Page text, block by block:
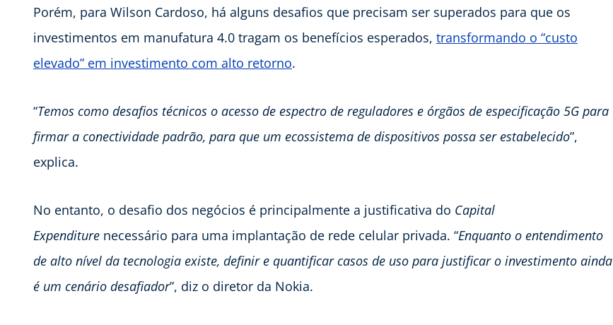
Porém, para Wilson Cardoso, há alguns desafios que precisam ser superados para que os
investimentos em manufatura 4.0 tragam os benefícios esperados, transformando o “custo
elevado” em investimento com alto retorno.
“Temos como desafios técnicos o acesso de espectro de reguladores e órgãos de especificação 5G para
firmar a conectividade padrão, para que um ecossistema de dispositivos possa ser estabelecido”,
explica.
No entanto, o desafio dos negócios é principalmente a justificativa do Capital
Expenditure necessário para uma implantação de rede celular privada. “Enquanto o entendimento
de alto nível da tecnologia existe, definir e quantificar casos de uso para justificar o investimento ainda
é um cenário desafiador”, diz o diretor da Nokia.